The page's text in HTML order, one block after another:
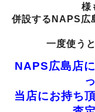
様
併設するNAPS広
一度使う
NAPS広島店
当店にお持ち